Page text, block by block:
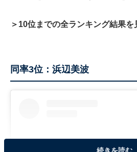
＞10位までの全ランキング結果を
同率3位：浜辺美波